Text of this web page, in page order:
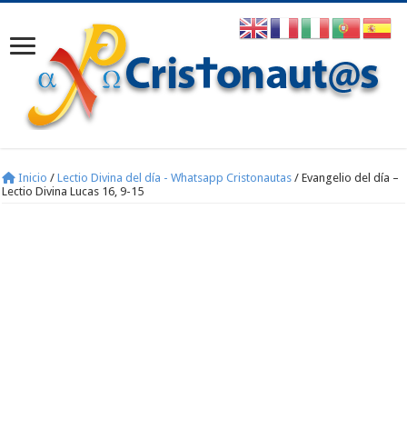
Inicio / Lectio Divina del día - Whatsapp Cristonautas / Evangelio del día –
Lectio Divina Lucas 16, 9-15